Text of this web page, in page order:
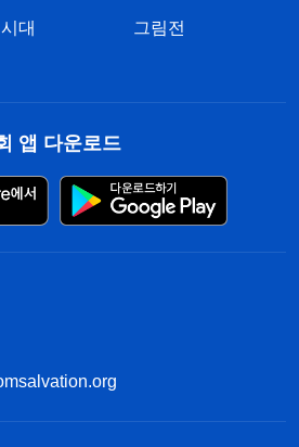
대 그림전
앱 다운로드